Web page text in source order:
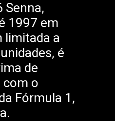
Senna,
1997 em
limitada a
é
de
com o
Fórmula 1,